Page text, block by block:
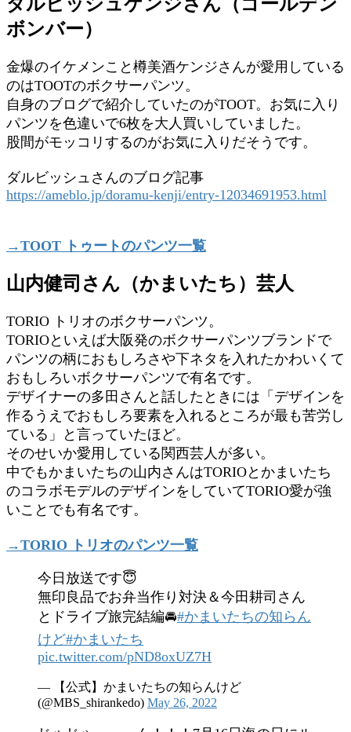
ダルビッシュケンジさん（ゴールデン
ボンバー）
金爆のイケメンこと樽美酒ケンジさんが愛用している
のはTOOTのボクサーパンツ。
自身のブログで紹介していたのがTOOT。お気に入り
パンツを色違いで6枚を大人買いしていました。
股間がモッコリするのがお気に入りだそうです。
ダルビッシュさんのブログ記事
https://ameblo.jp/doramu-kenji/entry-12034691953.html
→TOOT トゥートのパンツ一覧
山内健司さん（かまいたち）芸人
TORIO トリオのボクサーパンツ。
TORIOといえば大阪発のボクサーパンツブランドで
パンツの柄におもしろさや下ネタを入れたかわいくて
おもしろいボクサーパンツで有名です。
デザイナーの多田さんと話したときには「デザインを
作るうえでおもしろ要素を入れるところが最も苦労し
ている」と言っていたほど。
そのせいか愛用している関西芸人が多い。
中でもかまいたちの山内さんはTORIOとかまいたち
のコラボモデルのデザインをしていてTORIO愛が強
いことでも有名です。
→TORIO トリオのパンツ一覧
今日放送です😇
無印良品でお弁当作り対決＆今田耕司さん
とドライブ旅完結編🚘#かまいたちの知らん
けど#かまいたち
pic.twitter.com/pND8oxUZ7H
— 【公式】かまいたちの知らんけど
(@MBS_shirankedo) May 26, 2022